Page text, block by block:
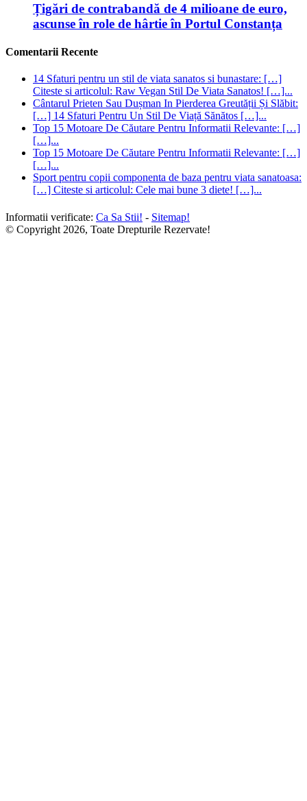
Țigări de contrabandă de 4 milioane de euro,
ascunse în role de hârtie în Portul Constanța
Comentarii Recente
14 Sfaturi pentru un stil de viata sanatos si bunastare: […]
Citeste si articolul: Raw Vegan Stil De Viata Sanatos! […]...
Cântarul Prieten Sau Dușman In Pierderea Greutății Și Slăbit:
[…] 14 Sfaturi Pentru Un Stil De Viață Sănătos […]...
Top 15 Motoare De Căutare Pentru Informatii Relevante: […]
[…]...
Top 15 Motoare De Căutare Pentru Informatii Relevante: […]
[…]...
Sport pentru copii componenta de baza pentru viata sanatoasa:
[…] Citeste si articolul: Cele mai bune 3 diete! […]...
Informatii verificate: Ca Sa Stii! - Sitemap!
© Copyright 2026, Toate Drepturile Rezervate!